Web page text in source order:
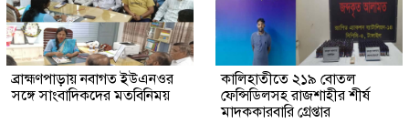
ব্রাহ্মণপাড়ায় নবাগত ইউএনওর
সঙ্গে সাংবাদিকদের মতবিনিময়
কালিহাতীতে ২১৯ বোতল
ফেন্সিডিলসহ রাজশাহীর শীর্ষ
মাদককারবারি গ্রেপ্তার